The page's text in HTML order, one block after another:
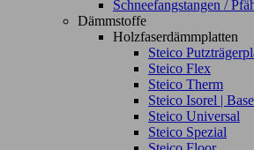
Schneefangstangen /
Dämmstoffe
Holzfaserdämmplatten
Steico
Steico Flex
Steico Therm
Steico Isorel | Base
Steico Universal
Steico Spezial